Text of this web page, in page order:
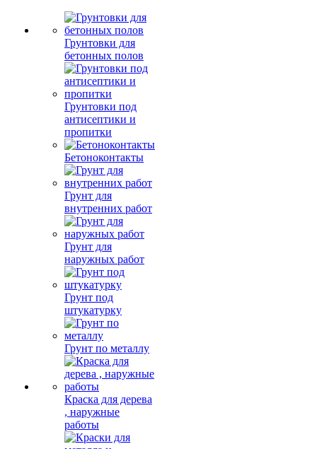
Грунтовки для
бетонных полов
Грунтовки под
антисептики и
пропитки
Бетоноконтакты
Грунт для
внутренних работ
Грунт для
наружных работ
Грунт под
штукатурку
Грунт по металлу
Краска для дерева
, наружные
работы